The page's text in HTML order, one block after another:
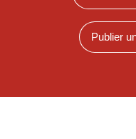
Publier